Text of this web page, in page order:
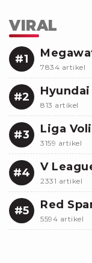
VIRAL
#1
7834 artikel
#2
813 artikel
#3 Liga
3159 artikel
#4 V
2331 artikel
#5 Red
5594 artikel